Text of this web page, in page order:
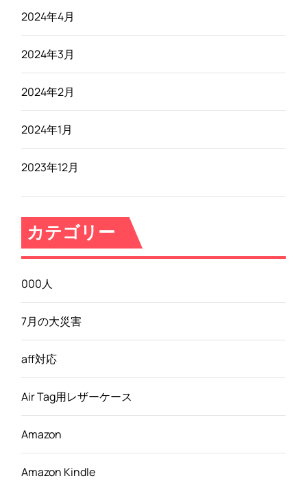
2024年4月
2024年3月
2024年2月
2024年1月
2023年12月
カテゴリー
000人
7月の大災害
aff対応
Air Tag用レザーケース
Amazon
Amazon Kindle